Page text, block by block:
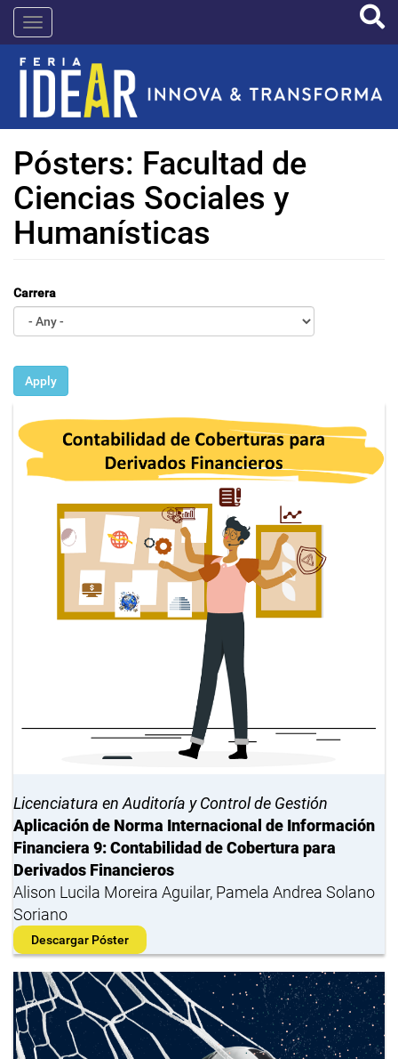
Pasar
contenido
principal
IDEAR
Pósters: Facultad de
Ciencias Sociales y
Humanísticas
Carrera
Apply
Licenciatura en Auditoría y Control de Gestión
Aplicación de Norma Internacional de Información
Financiera 9: Contabilidad de Cobertura para
Derivados Financieros
Alison Lucila Moreira Aguilar, Pamela Andrea Solano
Soriano
Descargar Póster